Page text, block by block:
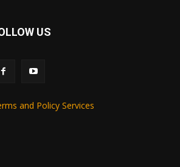
US
and Policy Services